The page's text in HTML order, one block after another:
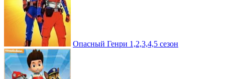
Опасный Генри 1,2,3,4,5 сезон